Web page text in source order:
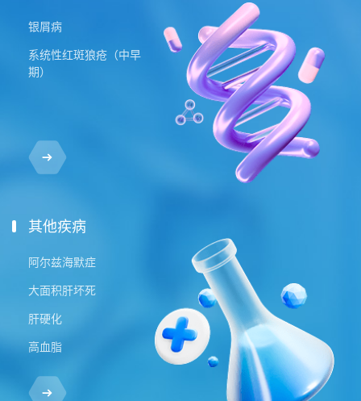
银屑病
系统性红斑狼疮（中早
期）
其他疾病
阿尔兹海默症
大面积肝坏死
肝硬化
高血脂